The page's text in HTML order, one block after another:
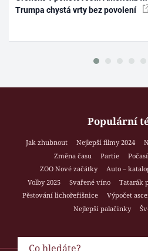
Trumpa chystá vrty bez povolení
Populární
Jak zhubnout Nejlepší filmy 2024
Změna času
Partie Počasí
ZOO Nové začátky
Auto –
Volby 2025
Svařené víno Tatarák
Pěstování lichořeřišnice
Výpočet
Nejlepší palačinky